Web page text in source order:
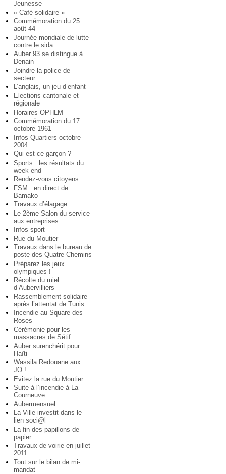
Jeunesse
« Café solidaire »
Commémoration du 25
août 44
Journée mondiale de lutte
contre le sida
Auber 93 se distingue à
Denain
Joindre la police de
secteur
L’anglais, un jeu d’enfant
Elections cantonale et
régionale
Horaires OPHLM
Commémoration du 17
octobre 1961
Infos Quartiers octobre
2004
Qui est ce garçon ?
Sports : les résultats du
week-end
Rendez-vous citoyens
FSM : en direct de
Bamako
Travaux d’élagage
Le 2ème Salon du service
aux entreprises
Infos sport
Rue du Moutier
Travaux dans le bureau de
poste des Quatre-Chemins
Préparez les jeux
olympiques !
Récolte du miel
d’Aubervilliers
Rassemblement solidaire
après l’attentat de Tunis
Incendie au Square des
Roses
Cérémonie pour les
massacres de Sétif
Auber surenchérit pour
Haïti
Wassila Redouane aux
JO !
Evitez la rue du Moutier
Suite à l’incendie à La
Courneuve
Aubermensuel
La Ville investit dans le
lien soci@l
La fin des papillons de
papier
Travaux de voirie en juillet
2011
Tout sur le bilan de mi-
mandat